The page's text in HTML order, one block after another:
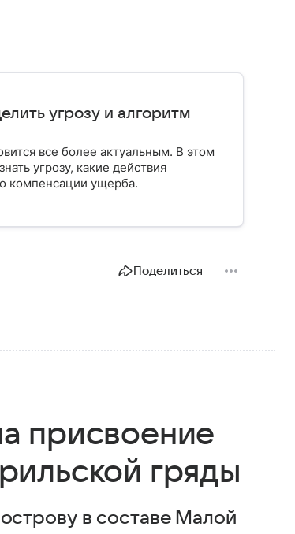
угрозу и алгоритм
все более актуальным. В этом
угрозу, какие действия
компенсации ущерба.
Поделиться
присвоение
гряды
в составе Малой